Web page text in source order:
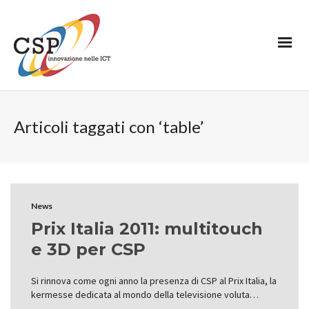
Articoli taggati con ‘table’
News
Prix Italia 2011: multitouch
e 3D per CSP
Si rinnova come ogni anno la presenza di CSP al Prix Italia, la
kermesse dedicata al mondo della televisione voluta…